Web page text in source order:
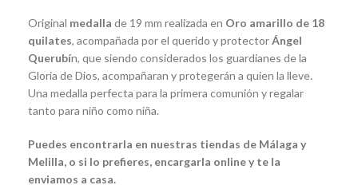
Original medalla de 19 mm realizada en Oro amarillo de 18
quilates, acompañada por el querido y protectorÁngel
Querubín, que siendo considerados los guardianes de la
Gloria de Dios, acompañaran y protegerán a quien la lleve.
Una medalla perfecta para la primera comunión y regalar
tanto para niño como niña.
Puedes encontrarla en nuestras tiendas de Málaga y
Melilla, o si lo prefieres, encargarla online y te la
enviamos a casa.